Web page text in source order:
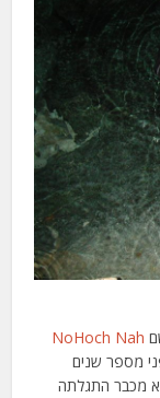
NoHoch Nah
מספר שנים
מכבר התגלתה